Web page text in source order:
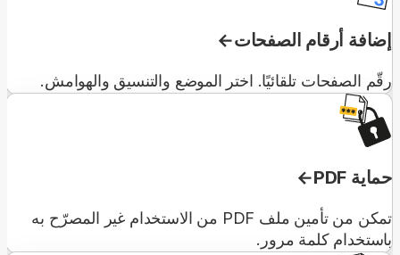
إضافة أرقام الصفحات
رقّم الصفحات تلقائيًا. اختر الموضع والتنسيق والهوامش.
حماية PDF
تمكن من تأمين ملف PDF من الاستخدام غير المصرّح به
باستخدام كلمة مرور.